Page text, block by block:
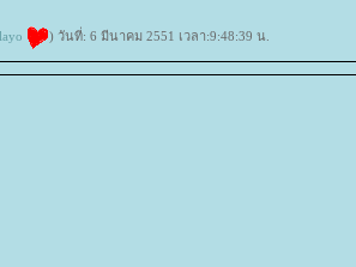
) วันที่: 6 มีนาคม 2551 เวลา:9:48:39 น.